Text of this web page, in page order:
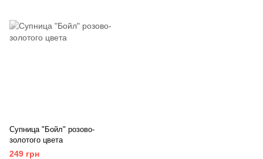
Супница "Бойл" розово-
золотого цвета
249 грн